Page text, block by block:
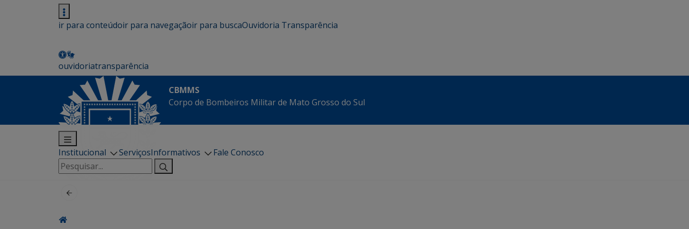
ir para conteúdoir para navegaçãoir para buscaOuvidoria Transparência
ouvidoriatransparência
CBMMS
Corpo de Bombeiros Militar de Mato Grosso do Sul
Institucional ServiçosInformativos
Fale Conosco
Pesquisar
por: